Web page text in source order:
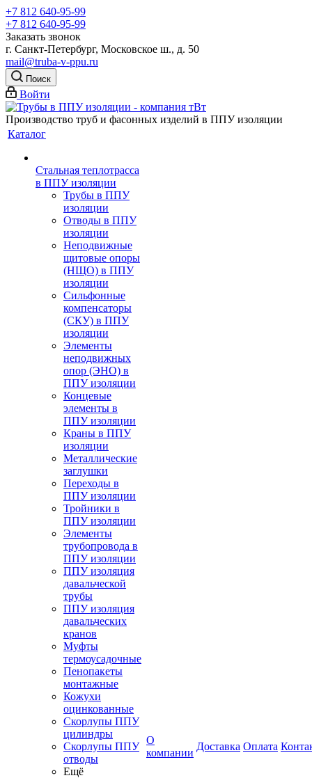
+7 812 640-95-99
+7 812 640-95-99
Заказать звонок
г. Санкт-Петербург, Московское ш., д. 50
mail@truba-v-ppu.ru
Поиск
Войти
Производство труб и фасонных изделий в ППУ изоляции
Каталог
Стальная теплотрасса
в ППУ изоляции
Трубы в ППУ
изоляции
Отводы в ППУ
изоляции
Неподвижные
щитовые опоры
(НЩО) в ППУ
изоляции
Cильфонные
компенсаторы
(СКУ) в ППУ
изоляции
Элементы
неподвижных
опор (ЭНО) в
ППУ изоляции
Концевые
элементы в
ППУ изоляции
Краны в ППУ
изоляции
Металлические
заглушки
Переходы в
ППУ изоляции
Тройники в
ППУ изоляции
Элементы
трубопровода в
ППУ изоляции
ППУ изоляция
давальческой
трубы
ППУ изоляция
давальческих
кранов
Муфты
термоусадочные
Пенопакеты
монтажные
Кожухи
оцинкованные
Скорлупы ППУ
цилиндры
Скорлупы ППУ
отводы
Ещё
О
компании
Доставка Оплата